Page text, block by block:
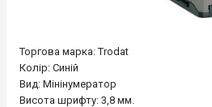
Торгова марка: Trodat
Колір: Синій
Вид: Мінінумератор
Висота шрифту: 3,8 мм.